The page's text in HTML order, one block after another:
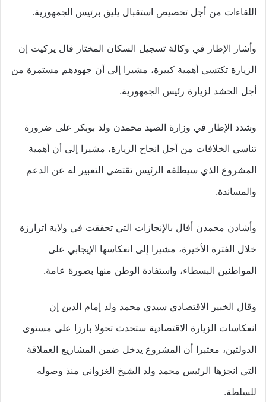
اللقاءات من أجل تخصيص استقبال يليق برئيس الجمهورية.
وأشار الإطار في وكالة تسجيل السكان المختار فال يركيت إن
الزيارة تكتسي أهمية كبيرة، مشيرا إلى أن جهودهم مستمرة من
أجل الحشد لزيارة رئيس الجمهورية.
وشدد الإطار في وزارة الصيد محمدن ولد بوبكر على ضرورة
تناسي الخلافات من أجل انجاح الزيارة، مشيرا إلى أن أهمية
المشروع الذي سيطلقه الرئيس تقتضي التعبير له عن الدعم
والمساندة.
وأشادن محمدن أفال بالإنجازات التي تحققت في ولاية اترارزة
خلال الفترة الأخيرة، مشيرا إلى انعكاسها الإيجابي على
المواطنين البسطاء، واستفادة الوطن منها بصورة عامة.
وقال الخبير الاقتصادي سيدي محمد ولد إمام الدين إن
انعكاسات الزيارة الاقتصادية ستحدث تحولا بارزا على مستوى
الدولتين، معتبرا أن المشروع يدخل ضمن المشاريع العملاقة
التي انجزها الرئيس محمد ولد الشيخ الغزواني منذ وصوله
للسلطة.